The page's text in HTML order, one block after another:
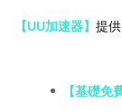
【UU加速器】 提
【基礎免